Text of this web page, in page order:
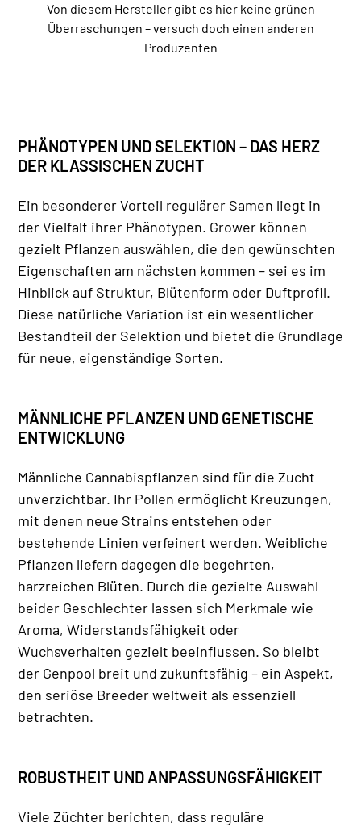
Von diesem Hersteller gibt es hier keine grünen
Überraschungen – versuch doch einen anderen
Produzenten
PHÄNOTYPEN UND SELEKTION – DAS HERZ
DER KLASSISCHEN ZUCHT
Ein besonderer Vorteil regulärer Samen liegt in
der Vielfalt ihrer Phänotypen. Grower können
gezielt Pflanzen auswählen, die den gewünschten
Eigenschaften am nächsten kommen – sei es im
Hinblick auf Struktur, Blütenform oder Duftprofil.
Diese natürliche Variation ist ein wesentlicher
Bestandteil der Selektion und bietet die Grundlage
für neue, eigenständige Sorten.
MÄNNLICHE PFLANZEN UND GENETISCHE
ENTWICKLUNG
Männliche Cannabispflanzen sind für die Zucht
unverzichtbar. Ihr Pollen ermöglicht Kreuzungen,
mit denen neue Strains entstehen oder
bestehende Linien verfeinert werden. Weibliche
Pflanzen liefern dagegen die begehrten,
harzreichen Blüten. Durch die gezielte Auswahl
beider Geschlechter lassen sich Merkmale wie
Aroma, Widerstandsfähigkeit oder
Wuchsverhalten gezielt beeinflussen. So bleibt
der Genpool breit und zukunftsfähig – ein Aspekt,
den seriöse Breeder weltweit als essenziell
betrachten.
ROBUSTHEIT UND ANPASSUNGSFÄHIGKEIT
Viele Züchter berichten, dass reguläre